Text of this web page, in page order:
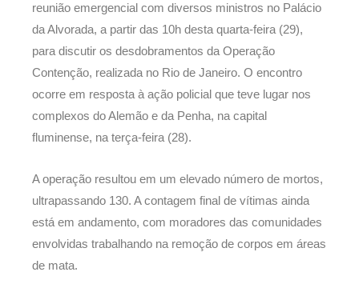
reunião emergencial com diversos ministros no Palácio
da Alvorada, a partir das 10h desta quarta-feira (29),
para discutir os desdobramentos da Operação
Contenção, realizada no Rio de Janeiro. O encontro
ocorre em resposta à ação policial que teve lugar nos
complexos do Alemão e da Penha, na capital
fluminense, na terça-feira (28).
A operação resultou em um elevado número de mortos,
ultrapassando 130. A contagem final de vítimas ainda
está em andamento, com moradores das comunidades
envolvidas trabalhando na remoção de corpos em áreas
de mata.